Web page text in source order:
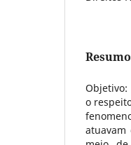
Resumo
o
atuavam